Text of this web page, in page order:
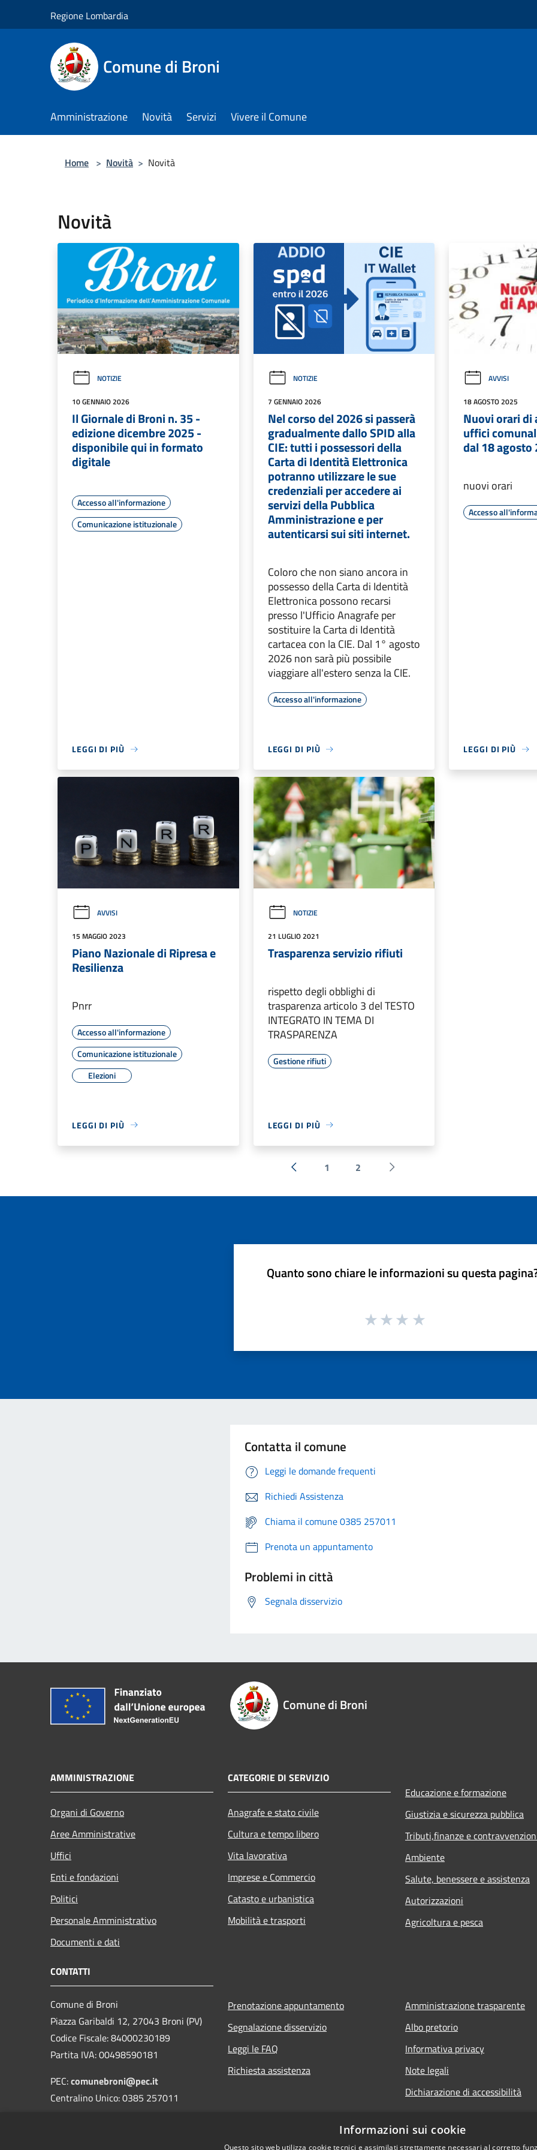
Regione Lombardia
Comune di Broni
Amministrazione Novità Servizi Vivere il Comune
Home > Novità > Novità
Novità
NOTIZIE
10 GENNAIO 2026
Il Giornale di Broni n. 35 -
edizione dicembre 2025 -
disponibile qui in formato
digitale
Accesso all'informazione
Comunicazione istituzionale
LEGGI DI PIÙ
NOTIZIE
7 GENNAIO 2026
Nel corso del 2026 si passerà
gradualmente dallo SPID alla
CIE: tutti i possessori della
Carta di Identità Elettronica
potranno utilizzare le sue
credenziali per accedere ai
servizi della Pubblica
Amministrazione e per
autenticarsi sui siti internet.
Coloro che non siano ancora in
possesso della Carta di Identità
Elettronica possono recarsi
presso l'Ufficio Anagrafe per
sostituire la Carta di Identità
cartacea con la CIE. Dal 1° agosto
2026 non sarà più possibile
viaggiare all'estero senza la CIE.
Accesso all'informazione
LEGGI DI PIÙ
AVVISI
18 AGOSTO 2025
Nuovi orari di
uffici
dal 18 agosto
nuovi orari
Accesso
LEGGI DI PIÙ
AVVISI
15 MAGGIO 2023
Piano Nazionale di Ripresa e
Resilienza
Pnrr
Accesso all'informazione
Comunicazione istituzionale
Elezioni
LEGGI DI PIÙ
NOTIZIE
21 LUGLIO 2021
Trasparenza servizio rifiuti
rispetto degli obblighi di
trasparenza articolo 3 del TESTO
INTEGRATO IN TEMA DI
TRASPARENZA
Gestione rifiuti
LEGGI DI PIÙ
« Precedente
1 2
Successiva »
Quanto sono chiare le informazioni su questa
Contatta il comune
Leggi le domande frequenti
Richiedi Assistenza
Chiama il comune 0385 257011
Prenota un appuntamento
Problemi in città
Segnala disservizio
Comune di Broni
AMMINISTRAZIONE
Organi di Governo
Aree Amministrative
Uffici
Enti e fondazioni
Politici
Personale Amministrativo
Documenti e dati
CATEGORIE DI SERVIZIO
Anagrafe e stato civile
Cultura e tempo libero
Vita lavorativa
Imprese e Commercio
Catasto e urbanistica
Mobilità e trasporti
Educazione e formazione
Giustizia e sicurezza pubblica
Tributi,finanze e
Ambiente
Salute, benessere e assistenza
Autorizzazioni
Agricoltura e pesca
CONTATTI
Comune di Broni
Piazza Garibaldi 12, 27043 Broni (PV)
Codice Fiscale: 84000230189
Partita IVA: 00498590181
PEC:comunebroni@pec.it
Centralino Unico: 0385 257011
Prenotazione appuntamento
Segnalazione disservizio
Leggi le FAQ
Richiesta assistenza
Amministrazione trasparente
Albo pretorio
Informativa privacy
Note legali
Dichiarazione di accessibilità
Informazioni sui cookie
Questo sito web utilizza cookie tecnici e assimilati strettamente necessari al corretto